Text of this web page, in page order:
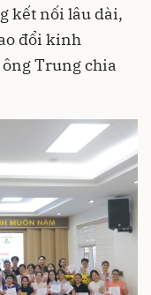
kết nối lâu dài,
đổi kinh
Trung chia